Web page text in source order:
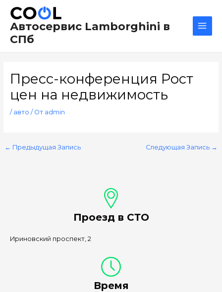
содержимому
Автосервис Lamborghini в
СПб
Пресс-конференция Рост
цен на недвижимость
/ авто / От admin
по
записям
← Предыдущая Запись Следующая Запись →
Проезд в СТО
Ириновский проспект, 2
Время